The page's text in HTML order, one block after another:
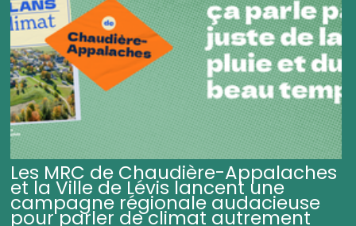
Les MRC de Chaudière-Appalaches
et la Ville de Lévis lancent une
campagne régionale audacieuse
pour parler de climat autrement